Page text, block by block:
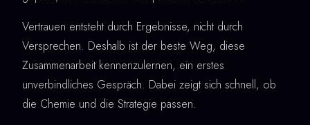
Vertrauen entsteht durch Ergebnisse, nicht durch
Versprechen. Deshalb ist der beste Weg, diese
Zusammenarbeit kennenzulernen, ein erstes
unverbindliches Gespräch. Dabei zeigt sich schnell, ob
die Chemie und die Strategie passen.